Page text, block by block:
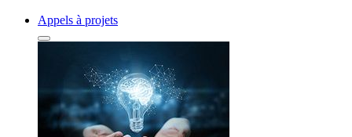
Appels à projets